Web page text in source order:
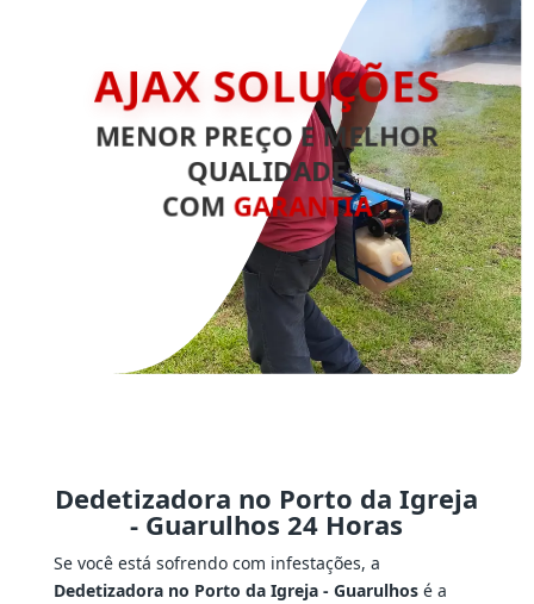
AJAX SOLUÇÕES
MENOR PREÇO E MELHOR
QUALIDADE
COM GARANTIA
Dedetizadora no Porto da Igreja
- Guarulhos 24 Horas
Se você está sofrendo com infestações, a
Dedetizadora no Porto da Igreja - Guarulhosé a